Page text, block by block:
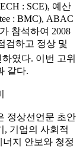
: SCE), 예산
: BMC), ABAC
참석하여 2008
검하고 정상 및
였다. 이번 고위
같다.
정상선언문 초안
, 기업의 사회적
지 안보와 청정